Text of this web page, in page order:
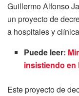
Guillermo Alfonso
un proyecto de
a hospitales y
Puede leer:
insistiendo en
Este proyecto de